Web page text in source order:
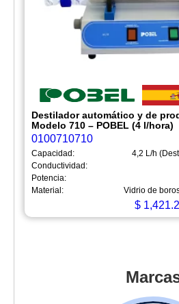
Destilador automático y de
Modelo 710 – POBEL (4 l/hora)
0100710710
Capacidad:
4,2 L/h
Conductividad:
Potencia:
Material:
Vidrio de
$